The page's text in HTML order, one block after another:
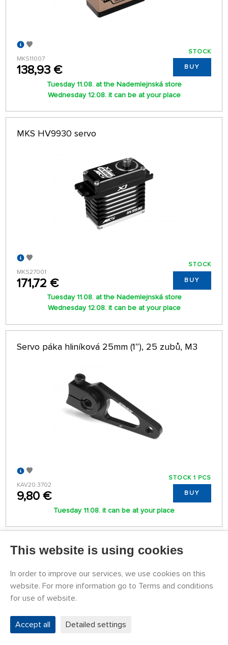
MKS11007
138,93 €
STOCK
BUY
Tuesday 11.08. at the Nademlejnská store
Wednesday 12.08. it can be at your place
MKS HV9930 servo
MKS27001
171,72 €
STOCK
BUY
Tuesday 11.08. at the Nademlejnská store
Wednesday 12.08. it can be at your place
Servo páka hliníková 25mm (1″), 25 zubů, M3
KAV20.3702
9,80 €
STOCK 1 PCS
BUY
Tuesday 11.08. it can be at your place
Servopáka hliníková 32mm (1,25″), 25 zubů, M3
This website is using cookies
In order to improve our services, we use cookies on this
website. For more information go to Terms and conditions
for use of website.
Accept all Detailed settings